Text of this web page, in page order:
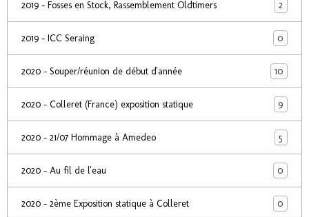
2019 - Fosses en Stock, Rassemblement Oldtimers 2
2019 - ICC Seraing 0
2020 - Souper/réunion de début d'année 10
2020 - Colleret (France) exposition statique 9
2020 - 21/07 Hommage à Amedeo 5
2020 - Au fil de l'eau 0
2020 - 2ème Exposition statique à Colleret 0